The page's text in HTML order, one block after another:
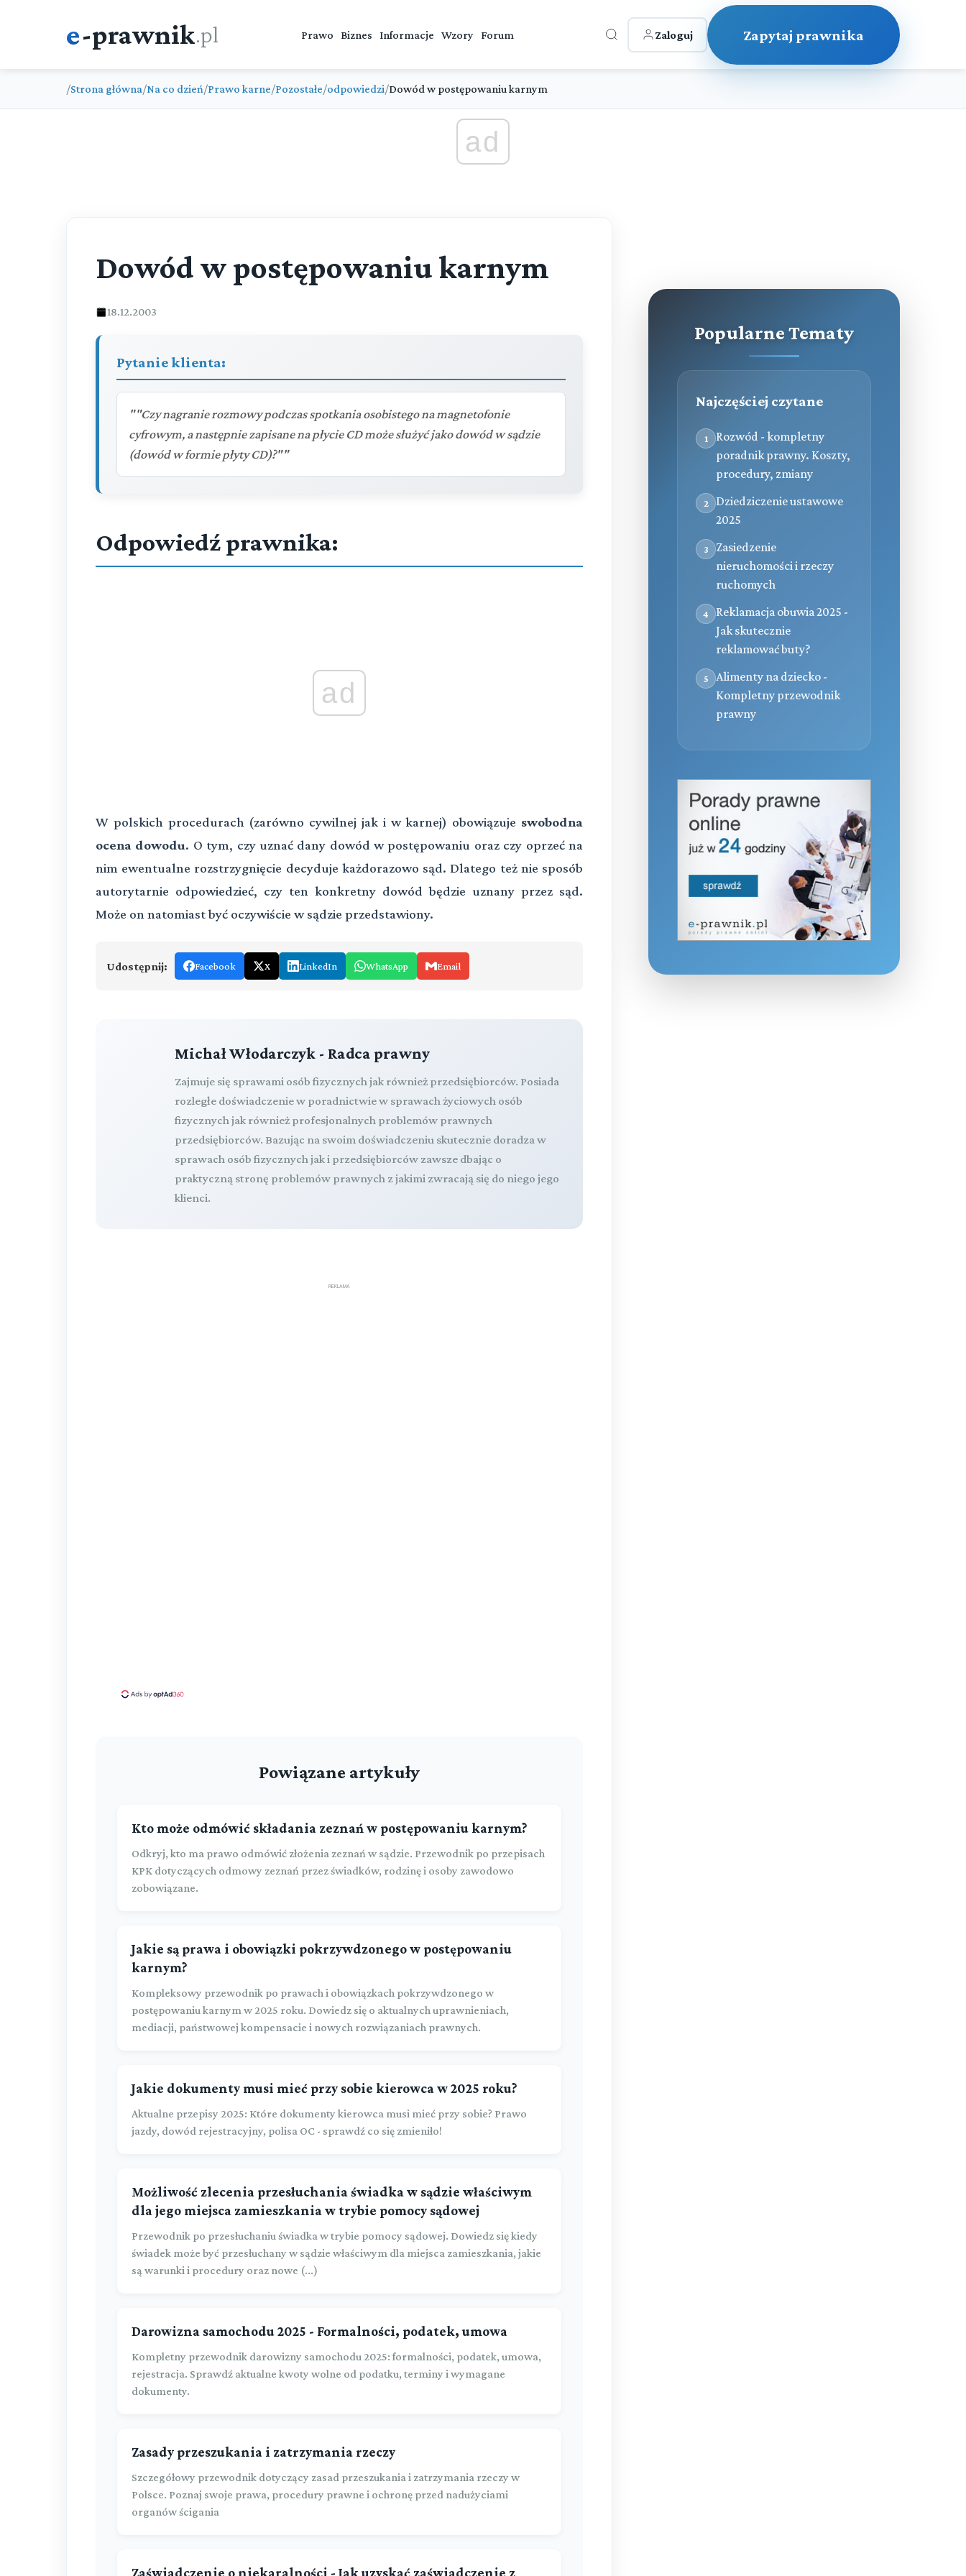
e-prawnik.pl Prawo Biznes Informacje Wzory Forum Zaloguj Zapytaj prawnika
/Strona główna/Na co dzień/Prawo karne/Pozostałe/odpowiedzi/Dowód w postępowaniu karnym
ad
Dowód w postępowaniu karnym
18.12.2003
Pytanie klienta:
""Czy nagranie rozmowy podczas spotkania osobistego na magnetofonie
cyfrowym, a następnie zapisane na płycie CD może służyć jako dowód w sądzie
(dowód w formie płyty CD)?""
Odpowiedź prawnika:
ad
W polskich procedurach (zarówno cywilnej jak i w karnej) obowiązuje swobodna
ocena dowodu. O tym, czy uznać dany dowód w postępowaniu oraz czy oprzeć na
nim ewentualne rozstrzygnięcie decyduje każdorazowo sąd. Dlatego też nie sposób
autorytarnie odpowiedzieć, czy ten konkretny dowód będzie uznany przez sąd.
Może on natomiast być oczywiście w sądzie przedstawiony.
Udostępnij: Facebook X LinkedIn WhatsApp Email
Michał Włodarczyk - Radca prawny
Zajmuje się sprawami osób fizycznych jak również przedsiębiorców. Posiada
rozległe doświadczenie w poradnictwie w sprawach życiowych osób
fizycznych jak również profesjonalnych problemów prawnych
przedsiębiorców. Bazując na swoim doświadczeniu skutecznie doradza w
sprawach osób fizycznych jak i przedsiębiorców zawsze dbając o
praktyczną stronę problemów prawnych z jakimi zwracają się do niego jego
klienci.
REKLAMA
Powiązane artykuły
Kto może odmówić składania zeznań w postępowaniu karnym?
Odkryj, kto ma prawo odmówić złożenia zeznań w sądzie. Przewodnik po przepisach
KPK dotyczących odmowy zeznań przez świadków, rodzinę i osoby zawodowo
zobowiązane.
Jakie są prawa i obowiązki pokrzywdzonego w postępowaniu
karnym?
Kompleksowy przewodnik po prawach i obowiązkach pokrzywdzonego w
postępowaniu karnym w 2025 roku. Dowiedz się o aktualnych uprawnieniach,
mediacji, państwowej kompensacie i nowych rozwiązaniach prawnych.
Jakie dokumenty musi mieć przy sobie kierowca w 2025 roku?
Aktualne przepisy 2025: Które dokumenty kierowca musi mieć przy sobie? Prawo
jazdy, dowód rejestracyjny, polisa OC - sprawdź co się zmieniło!
Możliwość zlecenia przesłuchania świadka w sądzie właściwym
dla jego miejsca zamieszkania w trybie pomocy sądowej
Przewodnik po przesłuchaniu świadka w trybie pomocy sądowej. Dowiedz się kiedy
świadek może być przesłuchany w sądzie właściwym dla miejsca zamieszkania, jakie
są warunki i procedury oraz nowe (...)
Darowizna samochodu 2025 - Formalności, podatek, umowa
Kompletny przewodnik darowizny samochodu 2025: formalności, podatek, umowa,
rejestracja. Sprawdź aktualne kwoty wolne od podatku, terminy i wymagane
dokumenty.
Zasady przeszukania i zatrzymania rzeczy
Szczegółowy przewodnik dotyczący zasad przeszukania i zatrzymania rzeczy w
Polsce. Poznaj swoje prawa, procedury prawne i ochronę przed nadużyciami
organów ścigania
Zaświadczenie o niekaralności - Jak uzyskać zaświadczenie z
Popularne Tematy
Najczęściej czytane
1
Rozwód - kompletny
poradnik prawny. Koszty,
procedury, zmiany
2
Dziedziczenie ustawowe
2025
3
Zasiedzenie
nieruchomości i rzeczy
ruchomych
4
Reklamacja obuwia 2025 -
Jak skutecznie
reklamować buty?
5
Alimenty na dziecko -
Kompletny przewodnik
prawny